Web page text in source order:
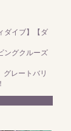
ダイブ】【ダ
ングクルーズ
レートバリ